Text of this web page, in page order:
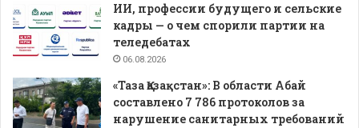
ИИ, профессии будущего и сельские
кадры — о чем спорили партии на
теледебатах
06.08.2026
«Таза Қазақстан»: В области Абай
составлено 7 786 протоколов за
нарушение санитарных требований